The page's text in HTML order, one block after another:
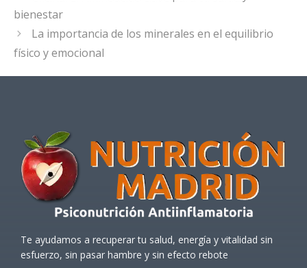
bienestar
La importancia de los minerales en el equilibrio
físico y emocional
Te ayudamos a recuperar tu salud, energía y vitalidad sin
esfuerzo, sin pasar hambre y sin efecto rebote